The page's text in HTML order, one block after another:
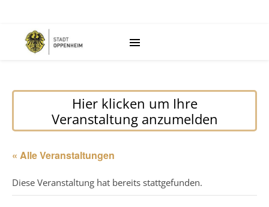
Hier klicken um Ihre
Veranstaltung anzumelden
« Alle Veranstaltungen
Diese Veranstaltung hat bereits stattgefunden.